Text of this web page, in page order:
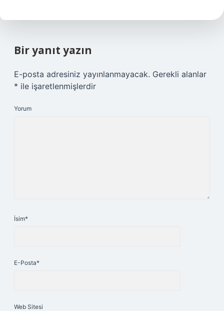
Bir yanıt yazın
E-posta adresiniz yayınlanmayacak. Gerekli alanlar
* ile işaretlenmişlerdir
Yorum
İsim*
E-Posta*
Web Sitesi